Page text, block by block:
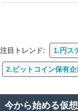
注目トレンド: 1.円ス
2.ビットコイン保有企
今から始める仮